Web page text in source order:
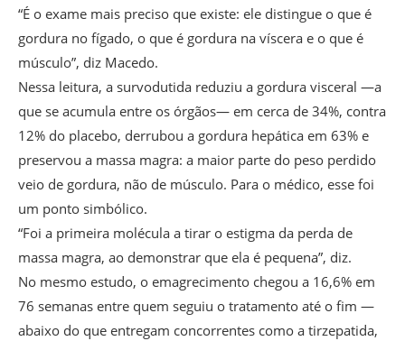
“É o exame mais preciso que existe: ele distingue o que é
gordura no fígado, o que é gordura na víscera e o que é
músculo”, diz Macedo.
Nessa leitura, a survodutida reduziu a gordura visceral —a
que se acumula entre os órgãos— em cerca de 34%, contra
12% do placebo, derrubou a gordura hepática em 63% e
preservou a massa magra: a maior parte do peso perdido
veio de gordura, não de músculo. Para o médico, esse foi
um ponto simbólico.
“Foi a primeira molécula a tirar o estigma da perda de
massa magra, ao demonstrar que ela é pequena”, diz.
No mesmo estudo, o emagrecimento chegou a 16,6% em
76 semanas entre quem seguiu o tratamento até o fim —
abaixo do que entregam concorrentes como a tirzepatida,